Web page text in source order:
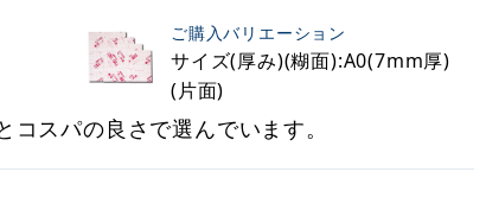
ご購入バリエーション
サイズ(厚み)(糊面):A0(7mm厚)
(片面)
スパの良さで選んでいます。